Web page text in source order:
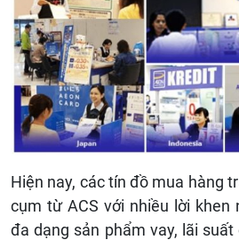
Hiện nay, các tín đồ mua hàng
cụm từ ACS với nhiều lời khen
đa dạng sản phẩm vay, lãi suất